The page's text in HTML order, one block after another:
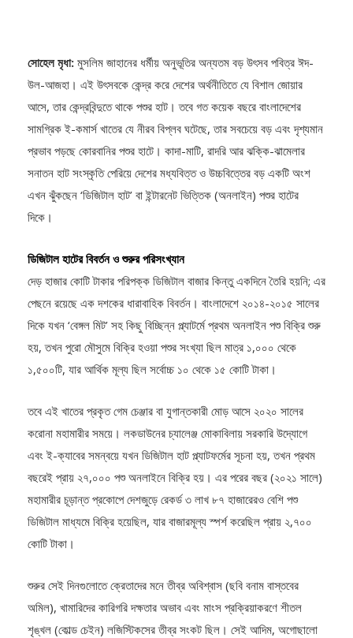
সোহেল মৃধা: মুসলিম জাহানের ধর্মীয় অনুভূতির অন্যতম বড় উৎসব পবিত্র ঈদ-
উল-আজহা। এই উৎসবকে কেন্দ্র করে দেশের অর্থনীতিতে যে বিশাল জোয়ার
আসে, তার কেন্দ্রবিন্দুতে থাকে পশুর হাট। তবে গত কয়েক বছরে বাংলাদেশের
সামগ্রিক ই-কমার্স খাতের যে নীরব বিপ্লব ঘটেছে, তার সবচেয়ে বড় এবং দৃশ্যমান
প্রভাব পড়ছে কোরবানির পশুর হাটে। কাদা-মাটি, রাদরি আর ঝক্কি-ঝামেলার
সনাতন হাট সংস্কৃতি পেরিয়ে দেশের মধ্যবিত্ত ও উচ্চবিত্তের বড় একটি অংশ
এখন ঝুঁকছেন ‘ডিজিটাল হাট’ বা ইন্টারনেট ভিত্তিক (অনলাইন) পশুর হাটের
দিকে।
ডিজিটাল হাটের বিবর্তন ও শুরুর পরিসংখ্যান
দেড় হাজার কোটি টাকার পরিপক্ক ডিজিটাল বাজার কিন্তু একদিনে তৈরি হয়নি; এর
পেছনে রয়েছে এক দশকের ধারাবাহিক বিবর্তন। বাংলাদেশে ২০১৪-২০১৫ সালের
দিকে যখন ‘বেঙ্গল মিট’ সহ কিছু বিচ্ছিন্ন প্ল্যাটর্মে প্রথম অনলাইন পশু বিক্রি শুরু
হয়, তখন পুরো মৌসুমে বিক্রি হওয়া পশুর সংখ্যা ছিল মাত্র ১,০০০ থেকে
১,৫০০টি, যার আর্থিক মূল্য ছিল সর্বোচ্চ ১০ থেকে ১৫ কোটি টাকা।
তবে এই খাতের প্রকৃত গেম চেঞ্জার বা যুগান্তকারী মোড় আসে ২০২০ সালের
করোনা মহামারীর সময়ে। লকডাউনের চ্যালেঞ্জ মোকাবিলায় সরকারি উদ্যোগে
এবং ই-ক্যাবের সমন্বয়ে যখন ডিজিটাল হাট প্ল্যাটফর্মের সূচনা হয়, তখন প্রথম
বছরেই প্রায় ২৭,০০০ পশু অনলাইনে বিক্রি হয়। এর পরের বছর (২০২১ সালে)
মহামারীর চূড়ান্ত প্রকোপে দেশজুড়ে রেকর্ড ৩ লাখ ৮৭ হাজারেরও বেশি পশু
ডিজিটাল মাধ্যমে বিক্রি হয়েছিল, যার বাজারমূল্য স্পর্শ করেছিল প্রায় ২,৭০০
কোটি টাকা।
শুরুর সেই দিনগুলোতে ক্রেতাদের মনে তীব্র অবিশ্বাস (ছবি বনাম বাস্তবের
অমিল), খামারিদের কারিগরি দক্ষতার অভাব এবং মাংস প্রক্রিয়াকরণে শীতল
শৃঙ্খল (কোল্ড চেইন) লজিস্টিকসের তীব্র সংকট ছিল। সেই আদিম, অগোছালো